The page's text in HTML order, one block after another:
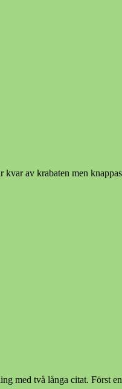
av krabaten men
med två långa citat. Först